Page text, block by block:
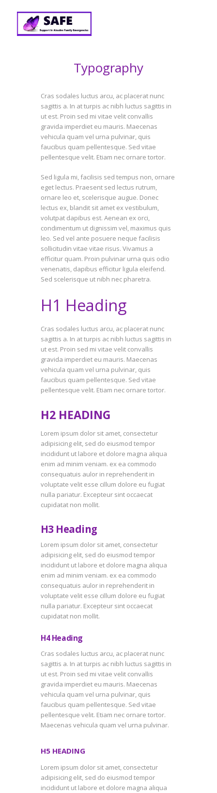
Typography
Cras sodales luctus arcu, ac placerat nunc
sagittis a. In at turpis ac nibh luctus sagittis in
ut est. Proin sed mi vitae velit convallis
gravida imperdiet eu mauris. Maecenas
vehicula quam vel urna pulvinar, quis
faucibus quam pellentesque. Sed vitae
pellentesque velit. Etiam nec ornare tortor.
Sed ligula mi, facilisis sed tempus non, ornare
eget lectus. Praesent sed lectus rutrum,
ornare leo et, scelerisque augue. Donec
lectus ex, blandit sit amet ex vestibulum,
volutpat dapibus est. Aenean ex orci,
condimentum ut dignissim vel, maximus quis
leo. Sed vel ante posuere neque facilisis
sollicitudin vitae vitae risus. Vivamus a
efficitur quam. Proin pulvinar urna quis odio
venenatis, dapibus efficitur ligula eleifend.
Sed scelerisque ut nibh nec pharetra.
H1 Heading
Cras sodales luctus arcu, ac placerat nunc
sagittis a. In at turpis ac nibh luctus sagittis in
ut est. Proin sed mi vitae velit convallis
gravida imperdiet eu mauris. Maecenas
vehicula quam vel urna pulvinar, quis
faucibus quam pellentesque. Sed vitae
pellentesque velit. Etiam nec ornare tortor.
H2 HEADING
Lorem ipsum dolor sit amet, consectetur
adipisicing elit, sed do eiusmod tempor
incididunt ut labore et dolore magna aliqua
enim ad minim veniam. ex ea commodo
consequatuis aulor in reprehenderit in
voluptate velit esse cillum dolore eu fugiat
nulla pariatur. Excepteur sint occaecat
cupidatat non mollit.
H3 Heading
Lorem ipsum dolor sit amet, consectetur
adipisicing elit, sed do eiusmod tempor
incididunt ut labore et dolore magna aliqua
enim ad minim veniam. ex ea commodo
consequatuis aulor in reprehenderit in
voluptate velit esse cillum dolore eu fugiat
nulla pariatur. Excepteur sint occaecat
cupidatat non mollit.
H4 Heading
Cras sodales luctus arcu, ac placerat nunc
sagittis a. In at turpis ac nibh luctus sagittis in
ut est. Proin sed mi vitae velit convallis
gravida imperdiet eu mauris. Maecenas
vehicula quam vel urna pulvinar, quis
faucibus quam pellentesque. Sed vitae
pellentesque velit. Etiam nec ornare tortor.
Maecenas vehicula quam vel urna pulvinar.
H5 HEADING
Lorem ipsum dolor sit amet, consectetur
adipisicing elit, sed do eiusmod tempor
incididunt ut labore et dolore magna aliqua